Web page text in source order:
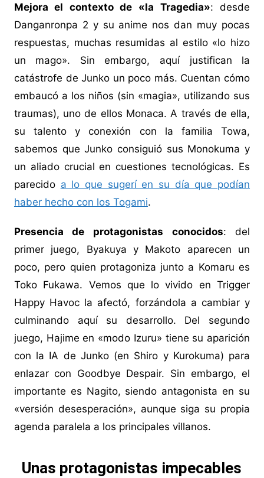
Mejora el contexto de «la Tragedia»: desde
Danganronpa 2 y su anime nos dan muy pocas
respuestas, muchas resumidas al estilo «lo hizo
un mago». Sin embargo, aquí justifican la
catástrofe de Junko un poco más. Cuentan cómo
embaucó a los niños (sin «magia», utilizando sus
traumas), uno de ellos Monaca. A través de ella,
su talento y conexión con la familia Towa,
sabemos que Junko consiguió sus Monokuma y
un aliado crucial en cuestiones tecnológicas. Es
parecido a lo que sugerí en su día que podían
haber hecho con los Togami.
Presencia de protagonistas conocidos: del
primer juego, Byakuya y Makoto aparecen un
poco, pero quien protagoniza junto a Komaru es
Toko Fukawa. Vemos que lo vivido en Trigger
Happy Havoc la afectó, forzándola a cambiar y
culminando aquí su desarrollo. Del segundo
juego, Hajime en «modo Izuru» tiene su aparición
con la IA de Junko (en Shiro y Kurokuma) para
enlazar con Goodbye Despair. Sin embargo, el
importante es Nagito, siendo antagonista en su
«versión desesperación», aunque siga su propia
agenda paralela a los principales villanos.
Unas protagonistas impecables